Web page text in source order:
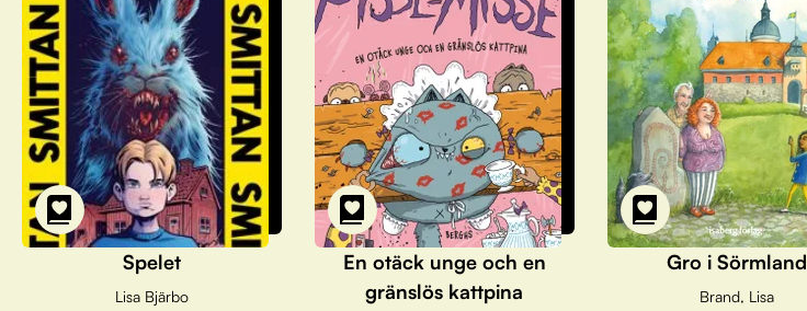
Spelet
Lisa Bjärbo
En otäck unge och en
gränslös kattpina
Gro i Sörmland
Brand, Lisa